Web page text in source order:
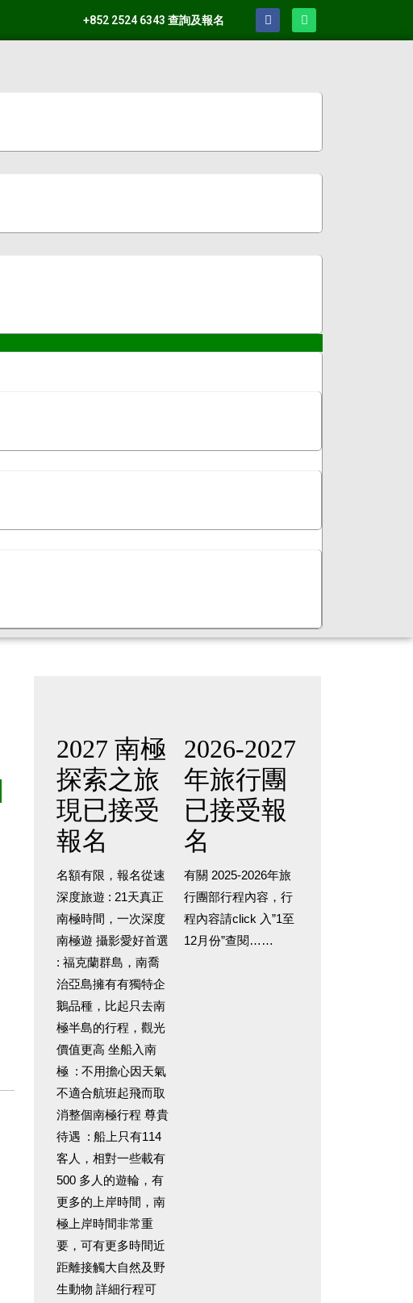
+852 2524 6343 查詢及報名
2027 南極
探索之旅
現已接受
報名
名額有限，報名從速
深度旅遊 : 21天真正
南極時間，一次深度
南極遊 攝影愛好首選
: 福克蘭群島，南喬
治亞島擁有有獨特企
鵝品種，比起只去南
極半島的行程，觀光
價值更高 坐船入南
極 : 不用擔心因天氣
不適合航班起飛而取
消整個南極行程 尊貴
待遇 : 船上只有114
客人，相對一些載有
500 多人的遊輪，有
更多的上岸時間，南
極上岸時間非常重
要，可有更多時間近
距離接觸大自然及野
生動物 詳細行程可
2026-2027
年旅行團
已接受報
名
有關 2025-2026年旅
行團部行程內容，行
程內容請click 入”1至
12月份”查閱……